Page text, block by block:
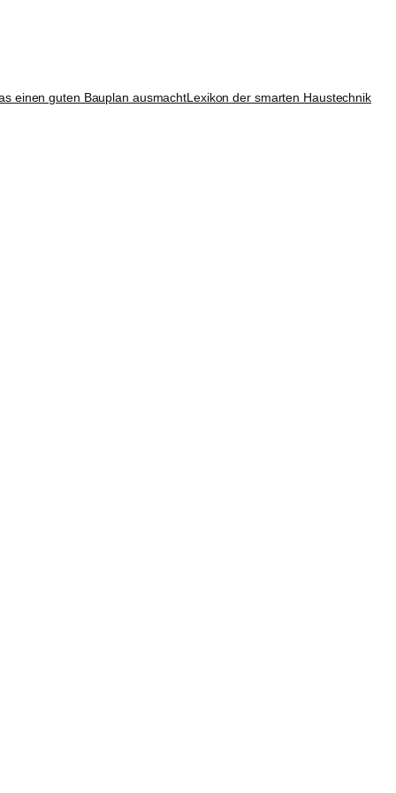
einen guten Bauplan ausmachtLexikon der smarten Haustechnik